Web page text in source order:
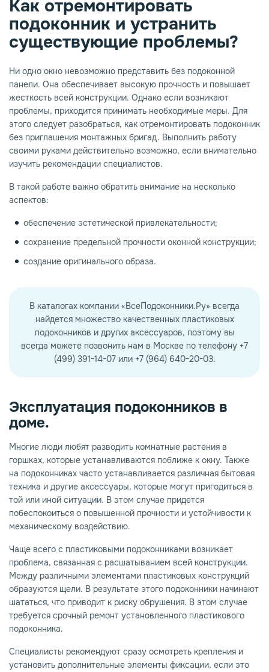
дерево
Как отремонтировать
подоконник и устранить
существующие проблемы?
Ни одно окно невозможно представить без подоконной
панели. Она обеспечивает высокую прочность и повышает
жесткость всей конструкции. Однако если возникают
проблемы, приходится принимать необходимые меры. Для
этого следует разобраться, как отремонтировать подоконник
без приглашения монтажных бригад. Выполнить работу
своими руками действительно возможно, если внимательно
изучить рекомендации специалистов.
В такой работе важно обратить внимание на несколько
аспектов:
обеспечение эстетической привлекательности;
сохранение предельной прочности оконной конструкции;
создание оригинального образа.
В каталогах компании «ВсеПодоконники.Ру» всегда
найдется множество качественных пластиковых
подоконников и других аксессуаров, поэтому вы
всегда можете позвонить нам в Москве по телефону +7
(499) 391-14-07 или +7 (964) 640-20-03.
Эксплуатация подоконников в
доме.
Многие люди любят разводить комнатные растения в
горшках, которые устанавливаются поближе к окну. Также
на подоконниках часто устанавливается различная бытовая
техника и другие аксессуары, которые могут пригодиться в
той или иной ситуации. В этом случае придется
побеспокоиться о повышенной прочности и устойчивости к
механическому воздействию.
Чаще всего с пластиковыми подоконниками возникает
проблема, связанная с расшатыванием всей конструкции.
Между различными элементами пластиковых конструкций
образуются щели. В результате этого подоконники начинают
шататься, что приводит к риску обрушения. В этом случае
требуется срочный ремонт установленного пластикового
подоконника.
Специалисты рекомендуют сразу осмотреть крепления и
установить дополнительные элементы фиксации, если это